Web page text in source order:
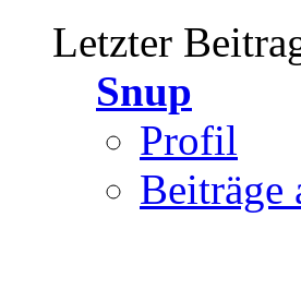
Letzter
Snup
Profil
Beiträge